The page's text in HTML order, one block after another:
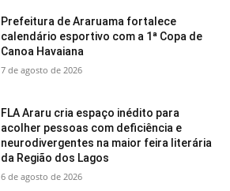
Prefeitura de Araruama fortalece
calendário esportivo com a 1ª Copa de
Canoa Havaiana
7 de agosto de 2026
FLA Araru cria espaço inédito para
acolher pessoas com deficiência e
neurodivergentes na maior feira literária
da Região dos Lagos
6 de agosto de 2026